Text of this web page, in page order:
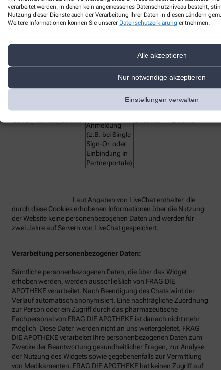
verarbeitet werden, in denen kein angemessenes Datenschutzniveau besteht,
Nutzung dieser Dienste auch der Verarbeitung Ihrer Daten in diesen Ländern
Weitere Informationen können Sie unserer Datenschutzerklärung entnehmen.
Alle akzeptieren
Nur notwendige akzeptieren
Einstellungen verwalten
Bezeichnung des
Funktion Anbieter Laufzeit
lc_cid Customer ID LiveChat 2 Jahre
Secure Token
Technisches
Hilfs-Cookie,
Anmeldung
(z.B. bei Single
Sign-On oder
Einbindung in
Partnerportale)
Laut Angaben von LiveChat enthalten die
durch diese Cookies erhobenen Informationen über die Nutzung
der Website keine personenbezogenen Daten und werden für
zwei Jahre auf Servern von LiveChat gespeichert.
Verarbeitung personenbezogener Daten:
Sämtliche personenbezogenen Daten, die über das Widget
erhoben werden, werden ausschließlich von FRAG DIE
APOTHEKE verarbeitet. Nach Beendigung des Chats wird der
Verlauf automatisch anonymisiert. Eine nachträgliche Zuordnung
zur Person oder ein Zugriff durch das pharmazeutische
Fachpersonal von FRAG DIE APOTHEKE ist danach nicht mehr
möglich. Diese Daten werden nicht an uns weitergeleitet. FRAG
DIE APOTHEKE verarbeitet Ihre personenbezogenen Daten zum
Zwecke der Beantwortung gesundheitlicher Fragen, zur Analyse
der Nutzung des Widgets sowie gegebenenfalls zur Vermittlung
von Medikamenten. FRAG DIE APOTHEKE hat keinen Zugriff auf